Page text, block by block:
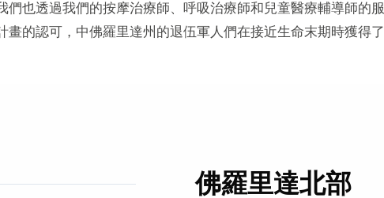
們也透過我們的按摩治療師、呼吸治療師和兒童醫療輔導師的服
畫的認可，中佛羅里達州的退伍軍人們在接近生命末期時獲得了
佛羅里達北部